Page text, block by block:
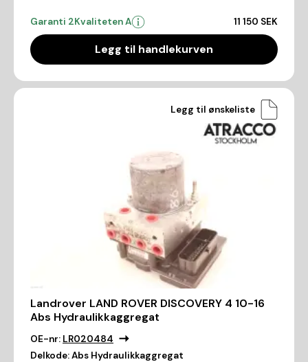
Garanti 2Kvaliteten A 11 150 SEK
Legg til handlekurven
Legg til ønskeliste
Landrover LAND ROVER DISCOVERY 4 10-16
Abs Hydraulikkaggregat
OE-nr: LR020484
Delkode:Abs Hydraulikkaggregat